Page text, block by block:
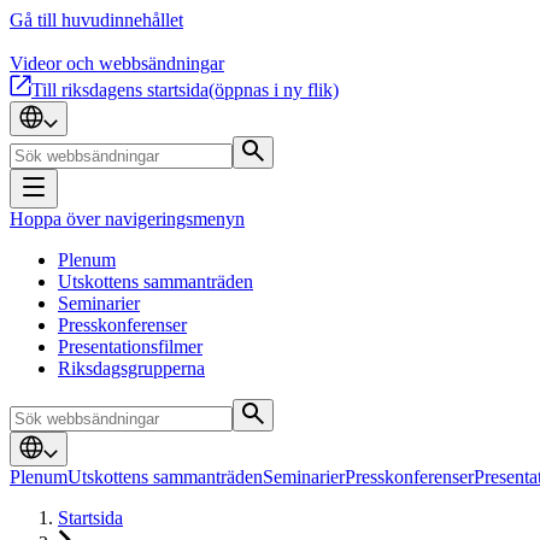
Gå till huvudinnehållet
Videor och webbsändningar
Till riksdagens startsida(öppnas i ny flik)
Hoppa över navigeringsmenyn
Plenum
Utskottens sammanträden
Seminarier
Presskonferenser
Presentationsfilmer
Riksdagsgrupperna
PlenumUtskottens sammanträdenSeminarierPresskonferenser
Startsida